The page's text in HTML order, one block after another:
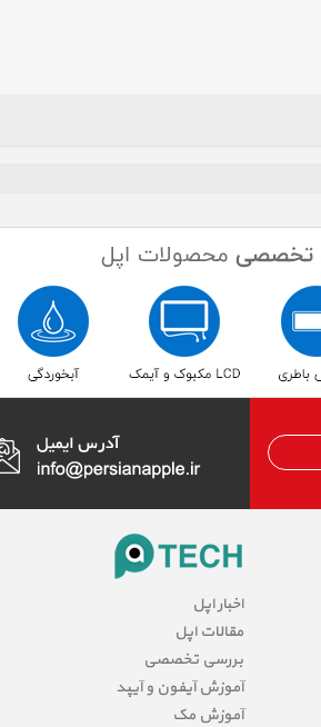
اخبار اپل
مقالات اپل
بررسی تخصصی
آموزش آیفون و آیپد
آموزش مک